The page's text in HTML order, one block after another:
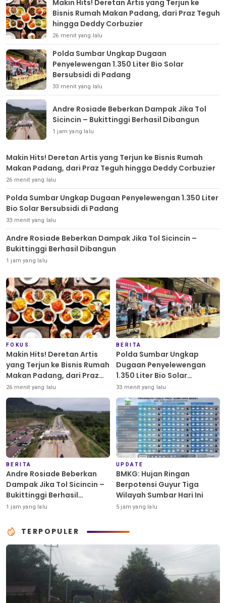
Makin Hits! Deretan Artis yang Terjun ke
Bisnis Rumah Makan Padang, dari Praz Teguh
hingga Deddy Corbuzier
26 menit yang lalu
Polda Sumbar Ungkap Dugaan
Penyelewengan 1.350 Liter Bio Solar
Bersubsidi di Padang
33 menit yang lalu
Andre Rosiade Beberkan Dampak Jika Tol
Sicincin – Bukittinggi Berhasil Dibangun
1 jam yang lalu
Makin Hits! Deretan Artis yang Terjun ke Bisnis Rumah
Makan Padang, dari Praz Teguh hingga Deddy Corbuzier
26 menit yang lalu
Polda Sumbar Ungkap Dugaan Penyelewengan 1.350 Liter
Bio Solar Bersubsidi di Padang
33 menit yang lalu
Andre Rosiade Beberkan Dampak Jika Tol Sicincin –
Bukittinggi Berhasil Dibangun
1 jam yang lalu
FOKUS
Makin Hits! Deretan Artis
yang Terjun ke Bisnis Rumah
Makan Padang, dari Praz
Teguh hingga Deddy
Corbuzier
26 menit yang lalu
BERITA
Polda Sumbar Ungkap
Dugaan Penyelewengan
1.350 Liter Bio Solar
Bersubsidi di Padang
33 menit yang lalu
BERITA
Andre Rosiade Beberkan
Dampak Jika Tol Sicincin –
Bukittinggi Berhasil
Dibangun
1 jam yang lalu
UPDATE
BMKG: Hujan Ringan
Berpotensi Guyur Tiga
Wilayah Sumbar Hari Ini
5 jam yang lalu
TERPOPULER